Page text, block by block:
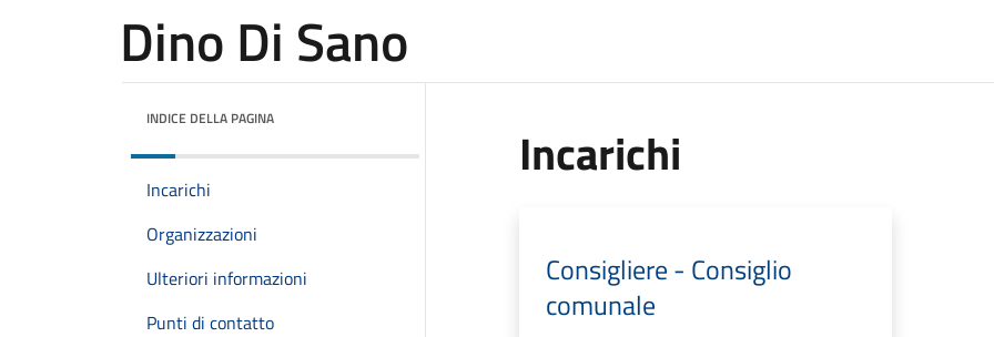
Dino Di Sano
INDICE DELLA PAGINA
Incarichi
Organizzazioni
Ulteriori informazioni
Punti di contatto
Incarichi
Consigliere - Consiglio
comunale